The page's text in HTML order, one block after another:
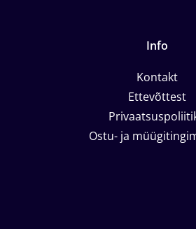
Info
Kontakt
Ettevõttest
Ostu- ja